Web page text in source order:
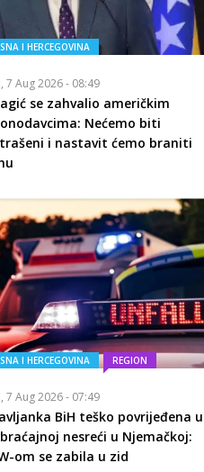
I HERCEGOVINA
7 Aug 2026 - 08:49
se zahvalio američkim
Nećemo biti
i nastavit ćemo braniti
I HERCEGOVINA REGION
7 Aug 2026 - 07:49
BiH teško povrijeđena u
nesreći u Njemačkoj:
om se zabila u zid